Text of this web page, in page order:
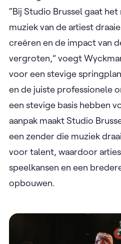
“Bij Studio Brussel gaat
muziek van de artiest
creëren en de impact van
vergroten,” voegt
voor een stevige
en de juiste professionele
een stevige basis hebben
aanpak maakt Studio
een zender die muziek
voor talent, waardoor
speelkansen en een
opbouwen.